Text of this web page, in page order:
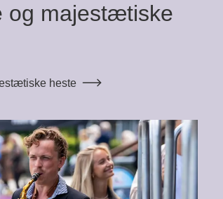
og majestætiske
heste